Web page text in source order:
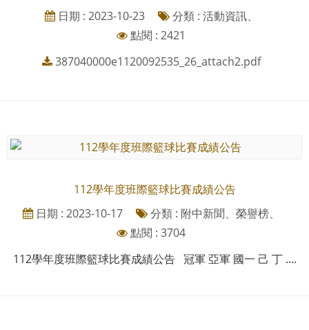
日期 : 2023-10-23
分類 : 活動資訊、
點閱 : 2421
387040000e1120092535_26_attach2.pdf
112學年度班際籃球比賽成績公告
日期 : 2023-10-17
分類 : 附中新聞、榮譽榜、
點閱 : 3704
112學年度班際籃球比賽成績公告 冠軍 亞軍 國一 己 丁 ....